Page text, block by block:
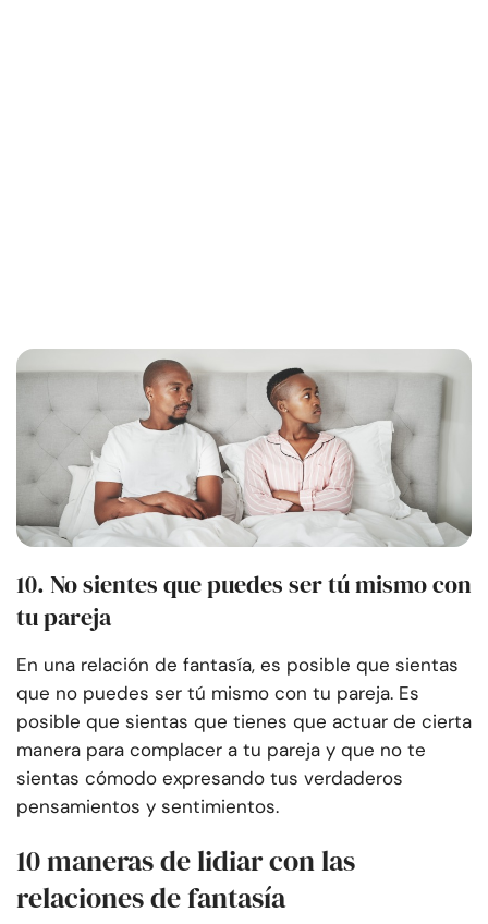
10. No sientes que puedes ser tú mismo con
tu pareja
En una relación de fantasía, es posible que sientas
que no puedes ser tú mismo con tu pareja. Es
posible que sientas que tienes que actuar de cierta
manera para complacer a tu pareja y que no te
sientas cómodo expresando tus verdaderos
pensamientos y sentimientos.
10 maneras de lidiar con las
relaciones de fantasía